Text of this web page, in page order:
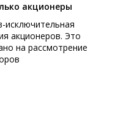
акционеры
исключительная
акционеров. Это
на рассмотрение